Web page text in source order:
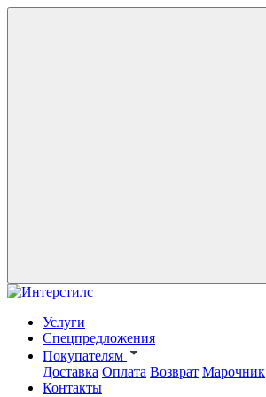
Услуги
Спецпредложения
Покупателям
Доставка Оплата Возврат Марочник
Контакты